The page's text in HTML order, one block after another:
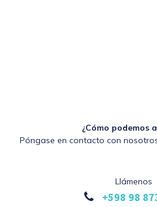
¿Cómo podemos
Póngase en contacto con
Llámenos
+598 98